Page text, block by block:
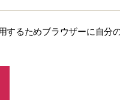
するためブラウザーに自分